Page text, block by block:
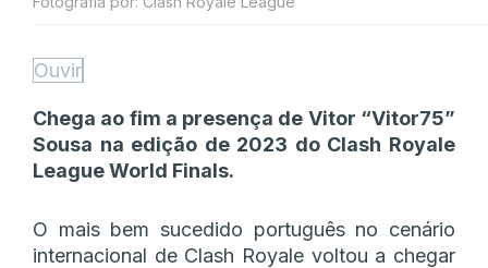
Ouvir
Chega ao fim a presença de Vitor “Vitor75”
Sousa na edição de 2023 do Clash Royale
League World Finals.
O mais bem sucedido português no cenário
internacional de Clash Royale voltou a chegar